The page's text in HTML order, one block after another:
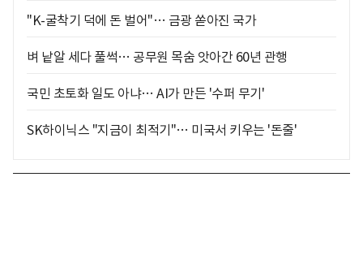
"K-굴착기 덕에 돈 벌어"… 금광 쏟아진 국가
벼 낱알 세다 풀썩… 공무원 목숨 앗아간 60년 관행
국민 초토화 일도 아냐… AI가 만든 '수퍼 무기'
SK하이닉스 "지금이 최적기"… 미국서 키우는 '돈줄'